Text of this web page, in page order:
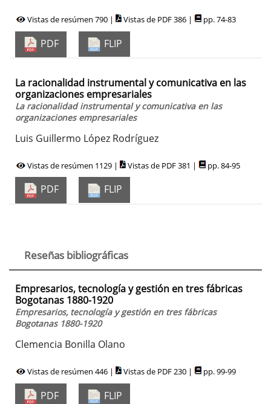
Vistas de resúmen 790 | Vistas de PDF 386 | pp. 74-83
PDF FLIP
La racionalidad instrumental y comunicativa en las
organizaciones empresariales
La racionalidad instrumental y comunicativa en las
organizaciones empresariales
Luis Guillermo López Rodríguez
Vistas de resúmen 1129 | Vistas de PDF 381 | pp. 84-95
PDF FLIP
Reseñas bibliográficas
Empresarios, tecnología y gestión en tres fábricas
Bogotanas 1880-1920
Empresarios, tecnología y gestión en tres fábricas
Bogotanas 1880-1920
Clemencia Bonilla Olano
Vistas de resúmen 446 | Vistas de PDF 230 | pp. 99-99
PDF FLIP